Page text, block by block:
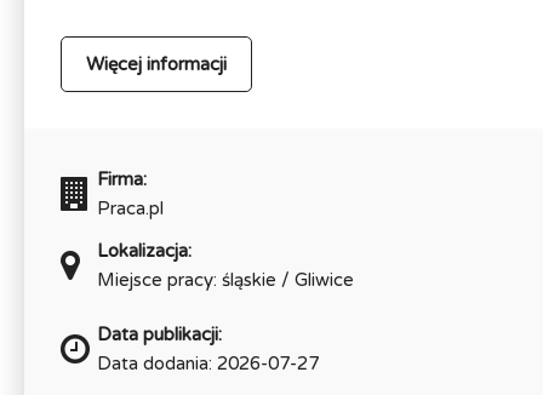
Więcej informacji
Firma:
Praca.pl
Lokalizacja:
Miejsce pracy: śląskie / Gliwice
Data publikacji:
Data dodania: 2026-07-27